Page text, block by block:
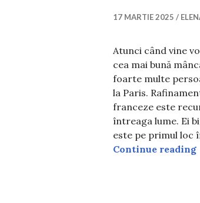
17 MARTIE 2025
Atunci când vine
cea mai bună
foarte multe
la Paris.
franceze este
întreaga lume. Ei
este pe primul loc
Continue reading